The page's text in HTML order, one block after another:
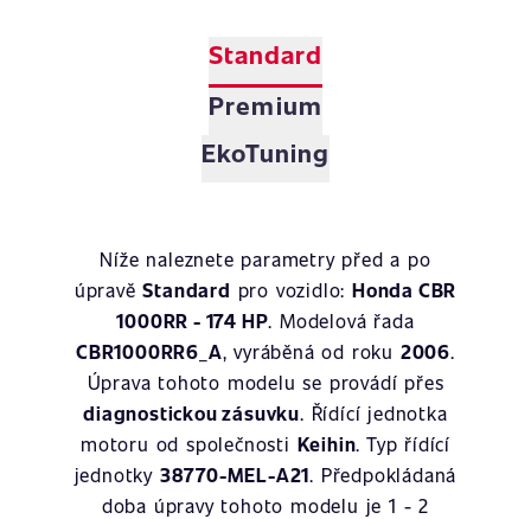
Standard
Premium
EkoTuning
Níže naleznete parametry před a po
úpravěStandard pro vozidlo: Honda CBR
1000RR - 174 HP. Modelová řada
CBR1000RR6_A, vyráběná od roku 2006.
Úprava tohoto modelu se provádí přes
diagnostickou zásuvku. Řídící jednotka
motoru od společnosti Keihin. Typ řídící
jednotky 38770-MEL-A21. Předpokládaná
doba úpravy tohoto modelu je 1 - 2